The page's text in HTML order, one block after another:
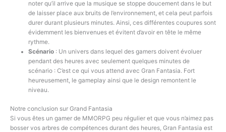
noter qu’il arrive que la musique se stoppe doucement dans le but
de laisser place aux bruits de l’environnement, et cela peut parfois
durer durant plusieurs minutes. Ainsi, ces différentes coupures sont
évidemment les bienvenues et évitent d’avoir en tête le même
rythme.
Scénario: Un univers dans lequel des gamers doivent évoluer
pendant des heures avec seulement quelques minutes de
scénario : C’est ce qui vous attend avec Gran Fantasia. Fort
heureusement, le gameplay ainsi que le design remontent le
niveau.
Notre conclusion sur Grand Fantasia
Si vous êtes un gamer de MMORPG peu régulier et que vous n’aimez pas
bosser vos arbres de compétences durant des heures, Gran Fantasia est